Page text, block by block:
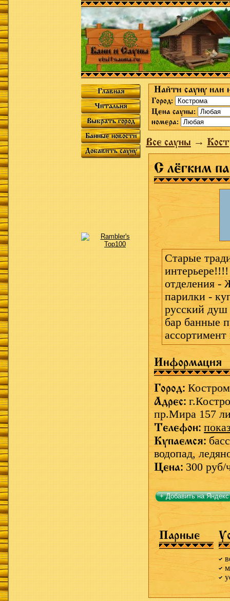
Главная
Читальня
Выбрать город
Банные новости
Добавить сауну
Найти сауну или
Город:
Цена сауны:
номера:
Все сауны→
С лёгким
Старые
отделения -
парилки -
русский
бар банные
ассортимент
Информация
Город:
Адрес:
пр.Мира 157
Телефон:
Купаемся:
водопад,
Цена: 300 руб/
+ Добавить на Яндекс
Парные